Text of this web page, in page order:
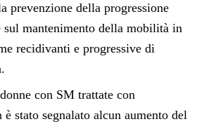
prevenzione della progressione
sul mantenimento della mobilità in
recidivanti e progressive di
con SM trattate con
stato segnalato alcun aumento del